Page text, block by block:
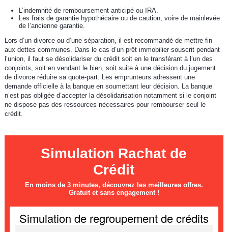
L’indemnité de remboursement anticipé ou IRA.
Les frais de garantie hypothécaire ou de caution, voire de mainlevée
de l’ancienne garantie.
Lors d’un divorce ou d’une séparation, il est recommandé de mettre fin
aux dettes communes. Dans le cas d’un prêt immobilier souscrit pendant
l’union, il faut se désolidariser du crédit soit en le transférant à l’un des
conjoints, soit en vendant le bien, soit suite à une décision du jugement
de divorce réduire sa quote-part. Les emprunteurs adressent une
demande officielle à la banque en soumettant leur décision. La banque
n’est pas obligée d’accepter la désolidarisation notamment si le conjoint
ne dispose pas des ressources nécessaires pour rembourser seul le
crédit.
Simulation Rachat de
Crédit
En moins de 3 minutes, découvrez les meilleures offres.
Gratuit et sans engagement !